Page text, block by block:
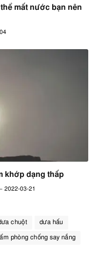
mất nước bạn nên
khớp dạng thấp
2022-03-21
chuột dưa hấu
phòng chống say nắng